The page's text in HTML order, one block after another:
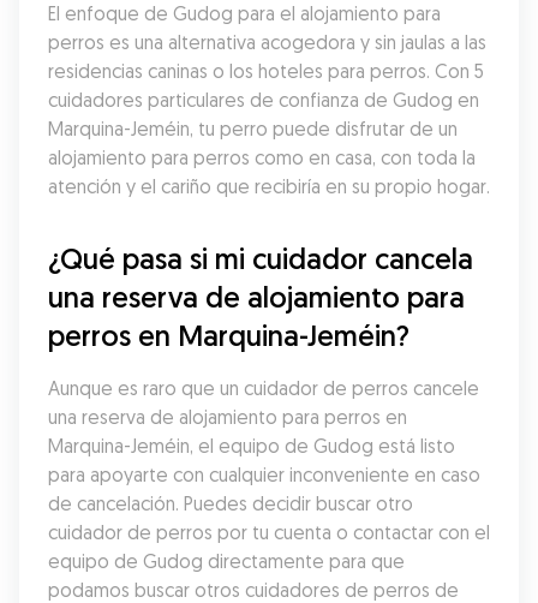
El enfoque de Gudog para el alojamiento para
perros es una alternativa acogedora y sin jaulas a las
residencias caninas o los hoteles para perros. Con 5
cuidadores particulares de confianza de Gudog en
Marquina-Jeméin, tu perro puede disfrutar de un
alojamiento para perros como en casa, con toda la
atención y el cariño que recibiría en su propio hogar.
¿Qué pasa si mi cuidador cancela
una reserva de alojamiento para
perros en Marquina-Jeméin?
Aunque es raro que un cuidador de perros cancele
una reserva de alojamiento para perros en
Marquina-Jeméin, el equipo de Gudog está listo
para apoyarte con cualquier inconveniente en caso
de cancelación. Puedes decidir buscar otro
cuidador de perros por tu cuenta o contactar con el
equipo de Gudog directamente para que
podamos buscar otros cuidadores de perros de